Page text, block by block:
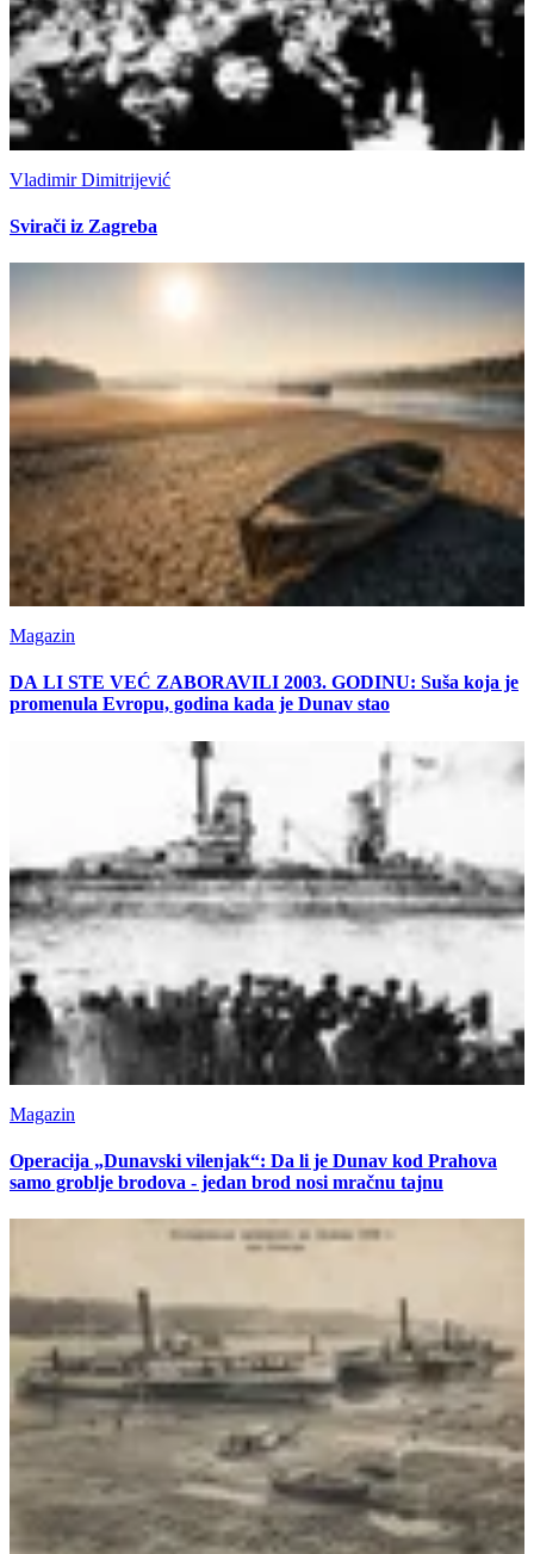
Vladimir Dimitrijević
Svirači iz Zagreba
Magazin
DA LI STE VEĆ ZABORAVILI 2003. GODINU: Suša koja je
promenula Evropu, godina kada je Dunav stao
Magazin
Operacija „Dunavski vilenjak“: Da li je Dunav kod Prahova
samo groblje brodova - jedan brod nosi mračnu tajnu